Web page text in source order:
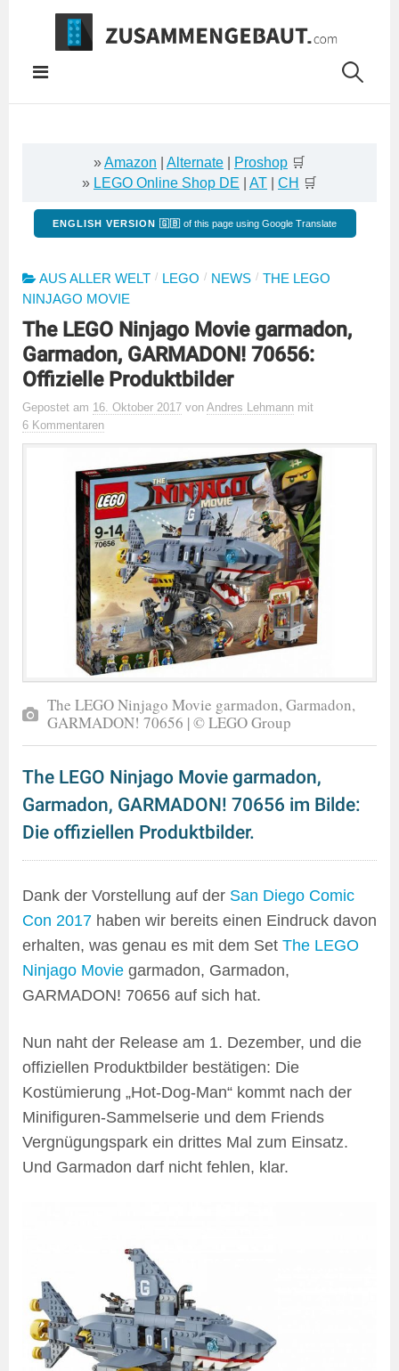
Springe
Inhalt
»Amazon Alternate Proshop 🛒
» LEGO Online Shop DE AT CH 🛒
ENGLISH VERSION 🇬🇧 of this page using Google Translate
AUS ALLER WELT / LEGO / NEWS / THE LEGO
NINJAGO MOVIE
The LEGO Ninjago Movie garmadon,
Garmadon, GARMADON! 70656:
Offizielle Produktbilder
Gepostet am 16. Oktober 2017 von Andres Lehmann mit
6 Kommentaren
The LEGO Ninjago Movie garmadon, Garmadon,
GARMADON! 70656 | © LEGO Group
The LEGO Ninjago Movie garmadon,
Garmadon, GARMADON! 70656 im Bilde:
Die offiziellen Produktbilder.
Dank der Vorstellung auf der San Diego Comic
Con 2017 haben wir bereits einen Eindruck davon
erhalten, was genau es mit dem Set The LEGO
Ninjago Movie garmadon, Garmadon,
GARMADON! 70656 auf sich hat.
Nun naht der Release am 1. Dezember, und die
offiziellen Produktbilder bestätigen: Die
Kostümierung „Hot-Dog-Man“ kommt nach der
Minifiguren-Sammelserie und dem Friends
Vergnügungspark ein drittes Mal zum Einsatz.
Und Garmadon darf nicht fehlen, klar.